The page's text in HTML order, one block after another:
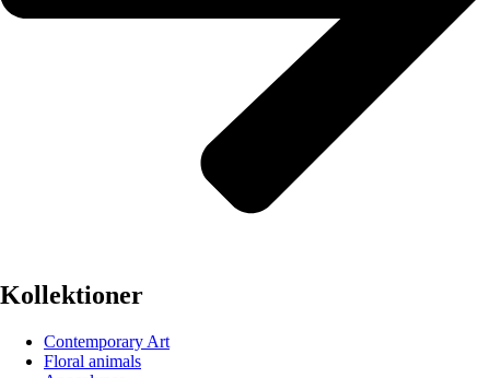
Kollektioner
Contemporary Art
Floral animals